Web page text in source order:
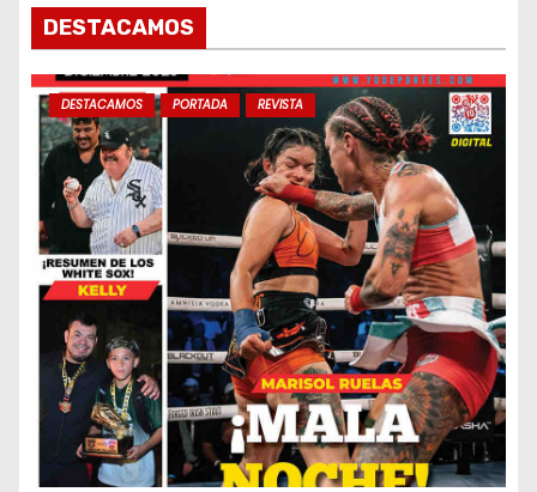
DESTACAMOS
DESTACAMOS PORTADA REVISTA